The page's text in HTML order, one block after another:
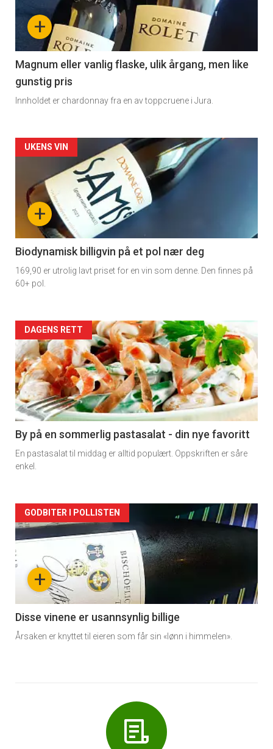
nå
3
+
Magnum eller vanlig flaske, ulik årgang, men like
gunstig pris
Innholdet er chardonnay fra en av toppcruene i Jura.
Forsiden
akkurat
nå
4
+
UKENS VIN
Biodynamisk billigvin på et pol nær deg
169,90 er utrolig lavt priset for en vin som denne. Den finnes på
60+ pol.
Forsiden
akkurat
nå
-
5
DAGENS RETT
By på en sommerlig pastasalat - din nye favoritt
En pastasalat til middag er alltid populært. Oppskriften er såre
enkel.
Forsiden
akkurat
nå
6
+
GODBITER I POLLISTEN
Disse vinene er usannsynlig billige
Årsaken er knyttet til eieren som får sin «lønn i himmelen».